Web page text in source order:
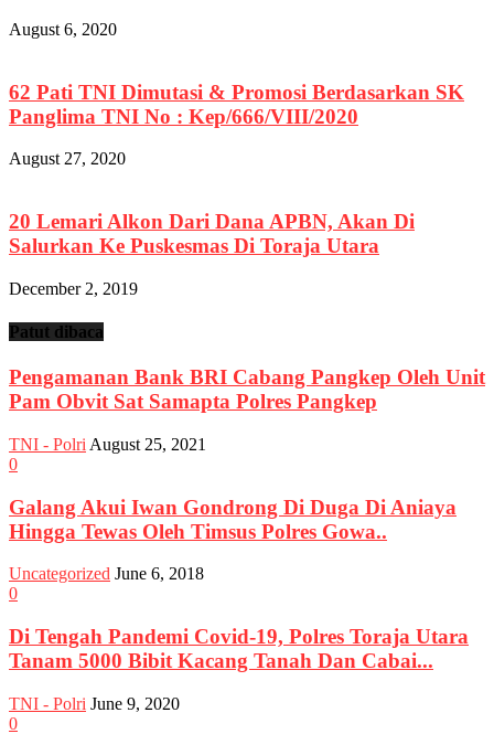
August 6, 2020
62 Pati TNI Dimutasi & Promosi Berdasarkan SK
Panglima TNI No : Kep/666/VIII/2020
August 27, 2020
20 Lemari Alkon Dari Dana APBN, Akan Di
Salurkan Ke Puskesmas Di Toraja Utara
December 2, 2019
Patut dibaca
Pengamanan Bank BRI Cabang Pangkep Oleh Unit
Pam Obvit Sat Samapta Polres Pangkep
TNI - Polri August 25, 2021
0
Galang Akui Iwan Gondrong Di Duga Di Aniaya
Hingga Tewas Oleh Timsus Polres Gowa..
Uncategorized June 6, 2018
0
Di Tengah Pandemi Covid-19, Polres Toraja Utara
Tanam 5000 Bibit Kacang Tanah Dan Cabai...
TNI - Polri June 9, 2020
0